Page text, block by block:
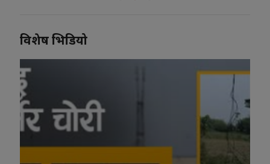
विशेष भिडियो